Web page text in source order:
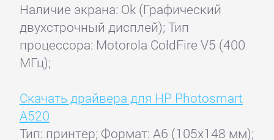
Наличие экрана: Ok (Графический
двухстрочный дисплей); Тип
процессора: Motorola ColdFire V5 (400
МГц);
Скачать драйвера для HP Photosmart
А520
Тип: принтер; Формат: A6 (105x148 мм);